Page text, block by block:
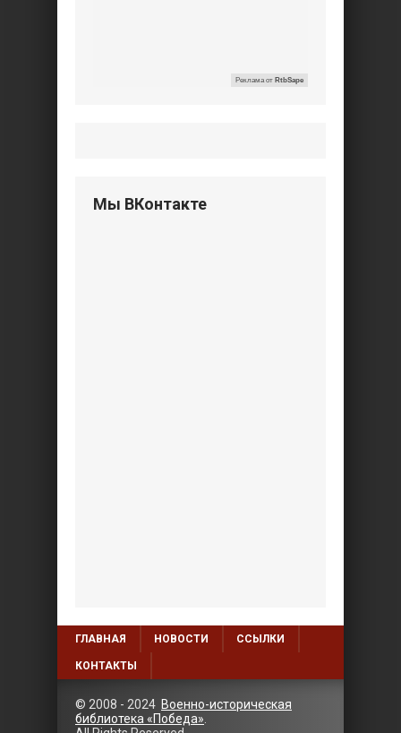
Реклама от RtbSape
Мы ВКонтакте
ГЛАВНАЯ НОВОСТИ ССЫЛКИ
КОНТАКТЫ
© 2008 - 2024 Военно-историческая
библиотека «Победа»